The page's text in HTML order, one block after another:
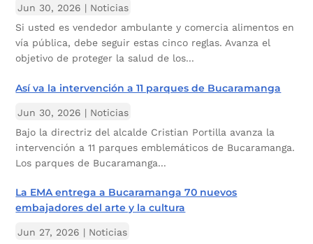
Jun 30, 2026 | Noticias
Si usted es vendedor ambulante y comercia alimentos en
vía pública, debe seguir estas cinco reglas. Avanza el
objetivo de proteger la salud de los...
Así va la intervención a 11 parques de Bucaramanga
Jun 30, 2026 | Noticias
Bajo la directriz del alcalde Cristian Portilla avanza la
intervención a 11 parques emblemáticos de Bucaramanga.
Los parques de Bucaramanga...
La EMA entrega a Bucaramanga 70 nuevos
embajadores del arte y la cultura
Jun 27, 2026 | Noticias